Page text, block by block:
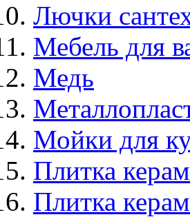
Лючки
Мебель для
Медь
Мойки для
Плитка
Плитка